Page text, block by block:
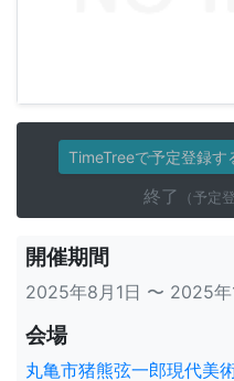
TimeTreeで予定登録す
終了 （予定
開催期間
2025年8月1日 〜 2025
会場
丸亀市猪熊弦一郎現代美